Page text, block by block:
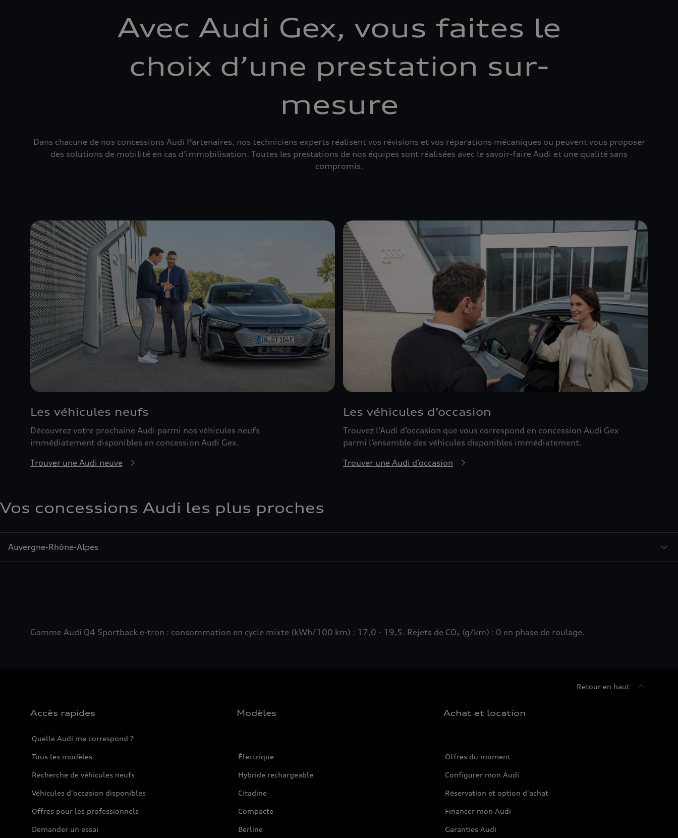
Avec Audi Gex, vous faites le
choix d’une prestation sur-
mesure
Dans chacune de nos concessions Audi Partenaires, nos techniciens experts réalisent vos révisions et vos réparations mécaniques ou peuvent vous proposer
des solutions de mobilité en cas d’immobilisation. Toutes les prestations de nos équipes sont réalisées avec le savoir-faire Audi et une qualité sans
compromis.
Les véhicules neufs
Découvrez votre prochaine Audi parmi nos véhicules neufs
immédiatement disponibles en concession Audi Gex.
Trouver une Audi neuve
Les véhicules d’occasion
Trouvez l’Audi d’occasion que vous correspond en concession Audi Gex
parmi l’ensemble des véhicules disponibles immédiatement.
Trouver une Audi d’occasion
Vos concessions Audi les plus proches
Auvergne-Rhône-Alpes
Gamme Audi Q4 Sportback e-tron : consommation en cycle mixte (kWh/100 km) : 17,0 - 19,5. Rejets de CO₂ (g/km) : 0 en phase de roulage.
Retour en haut
Accès rapides
Quelle Audi me correspond ?
Tous les modèles
Recherche de véhicules neufs
Véhicules d'occasion disponibles
Offres pour les professionnels
Demander un essai
Modèles
Électrique
Hybride rechargeable
Citadine
Compacte
Berline
Achat et location
Offres du moment
Configurer mon Audi
Réservation et option d'achat
Financer mon Audi
Garanties Audi